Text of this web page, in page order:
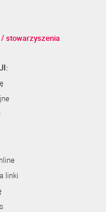
stowarzyszenia
linki